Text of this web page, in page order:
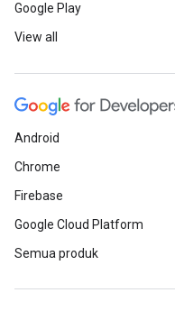
Google Play
View all
Android
Chrome
Firebase
Google Cloud Platform
Semua produk